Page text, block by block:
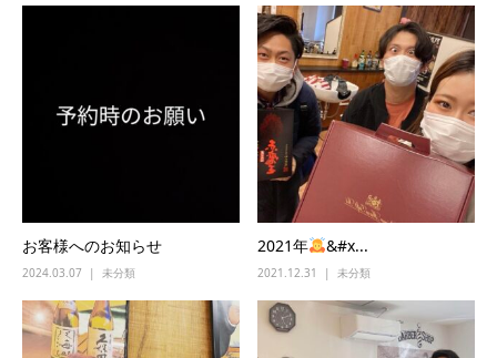
お客様へのお知らせ
2024.03.07 未分類
2021年 ‍&#x...
2021.12.31 未分類